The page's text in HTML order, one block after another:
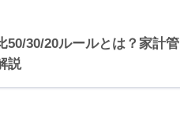
50/30/20ルールとは？家計管
説